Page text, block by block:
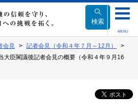
検索
MENU
会見
記者会見（令和４年７月～12月）
大臣閣議後記者会見の概要（令和４年９月16